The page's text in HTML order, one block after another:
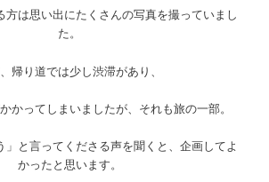
方は思い出にたくさんの写真を撮っていまし
た。
帰り道では少し渋滞があり、
かってしまいましたが、それも旅の一部。
」と言ってくださる声を聞くと、企画してよ
かったと思います。